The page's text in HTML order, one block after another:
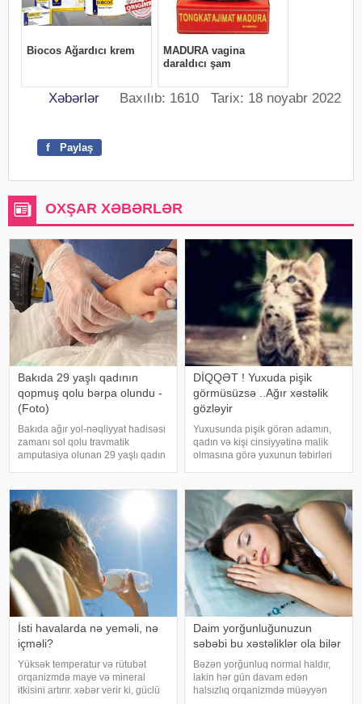
Xəbərlər Baxılıb: 1610 Tarix: 18 noyabr 2022
f Paylaş
OXŞAR XƏBƏRLƏR
Bakıda 29 yaşlı qadının
qopmuş qolu bərpa olundu -
(Foto)
Bakıda ağır yol-nəqliyyat hadisəsi
zamanı sol qolu travmatik
amputasiya olunan 29 yaşlı qadın
zərərçəkən Səhiyyə Nazirliyi
Akademik M.A.Topçubaşov adına
Elmi Cərrahiyy
DİQQƏT ! Yuxuda pişik
görmüsüzsə ..Ağır xəstəlik
gözləyir
Yuxusunda pişik görən adamın,
qadın və kişi cinsiyyətinə malik
olmasına görə yuxunun təbirləri
həyatında diqqətsiz bir şəxsiyyətə
sahib olduğu, ətrafındak
İsti havalarda nə yeməli, nə
içməli?
Yüksək temperatur və rütubət
orqanizmdə maye və mineral
itkisini artırır. xəbər verir ki, güclü
Daim yorğunluğunuzun
səbəbi bu xəstəliklər ola bilər
Bəzən yorğunluq normal haldır,
lakin hər gün davam edən
halsızlıq orqanizmdə müəyyən